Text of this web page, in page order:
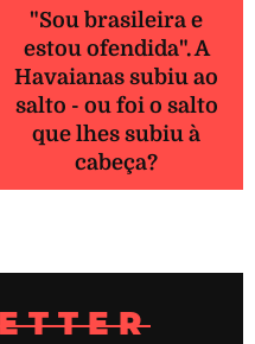
"Sou brasileira e
estou ofendida". A
Havaianas subiu ao
salto - ou foi o salto
que lhes subiu à
cabeça?